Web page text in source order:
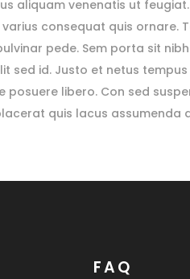
aliquam venenatis ut
consequat quis ornare.
pede. Sem porta sit
sed id. Justo et netus
posuere libero. Con sed
quis lacus assumenda
FAQ